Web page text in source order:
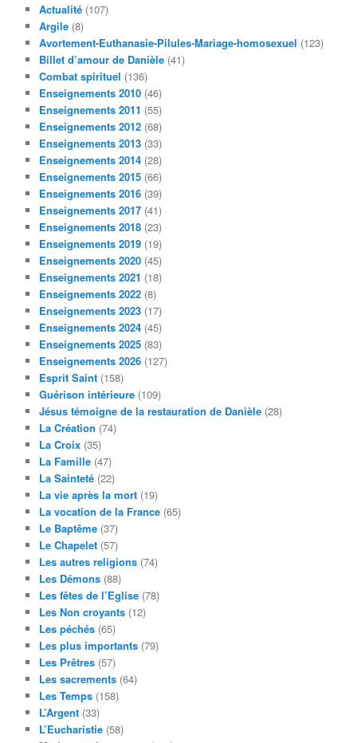
c
h
e
Actualité (107)
Argile (8)
Avortement-Euthanasie-Pilules-Mariage-homosexuel (123)
Billet d’amour de Danièle (41)
Combat spirituel (136)
Enseignements 2010 (46)
Enseignements 2011 (55)
Enseignements 2012 (68)
Enseignements 2013 (33)
Enseignements 2014 (28)
Enseignements 2015 (66)
Enseignements 2016 (39)
Enseignements 2017 (41)
Enseignements 2018 (23)
Enseignements 2019 (19)
Enseignements 2020 (45)
Enseignements 2021 (18)
Enseignements 2022 (8)
Enseignements 2023 (17)
Enseignements 2024 (45)
Enseignements 2025 (83)
Enseignements 2026 (127)
Esprit Saint (158)
Guérison intérieure (109)
Jésus témoigne de la restauration de Danièle (28)
La Création (74)
La Croix (35)
La Famille (47)
La Sainteté (22)
La vie après la mort (19)
La vocation de la France (65)
Le Baptême (37)
Le Chapelet (57)
Les autres religions (74)
Les Démons (88)
Les fêtes de l’Eglise (78)
Les Non croyants (12)
Les péchés (65)
Les plus importants (79)
Les Prêtres (57)
Les sacrements (64)
Les Temps (158)
L’Argent (33)
L’Eucharistie (58)